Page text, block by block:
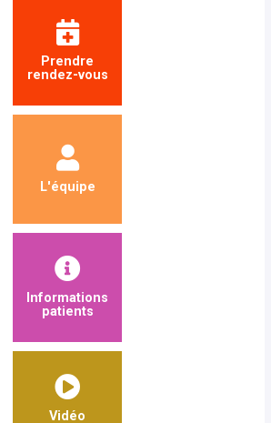
Prendre
rendez-vous
L'équipe
Informations
patients
Vidéo